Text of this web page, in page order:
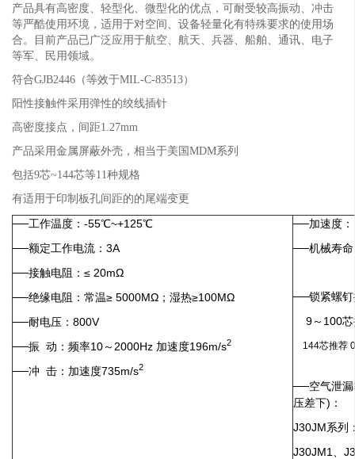
产品具有高密度、轻型化、微型化的优点，可耐受较高振动、冲击
等严酷使用环境，适用于对空间、设备轻量化有特殊要求的使用场
合。目前产品已广泛应用于航空、航天、兵器、船舶、通讯、电子
等军、民用领域。
符合GJB2446（等效于MIL-C-83513）
阳性接触件采用弹性的绞线插针
高密度接点，间距1.27mm
产品采用金属屏蔽外壳，相当于美国MDM系列
包括9芯~144芯等11种规格
有适用于印制板孔间距的的尾端变更
──工作温度：-55℃~+125℃
──额定工作电流：3A
──接触电阻：≤ 20mΩ
──绝缘电阻：常温≥ 5000MΩ；湿热≥100MΩ
──耐电压：800V
──振 动：频率10～2000Hz 加速度196m/s2
──冲 击：加速度735m/s2
──加速度
──机械寿
──锁紧螺钉
9～100芯
144芯推荐
──空气泄漏
压差下)：
J30JM系列
J30JM1、